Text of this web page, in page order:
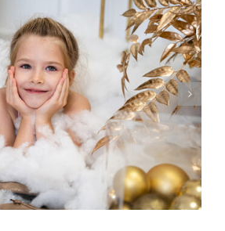
A Legjobb Esküvői Meghívók 2020-ban